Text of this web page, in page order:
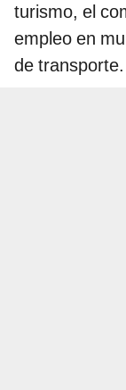
turismo, el
empleo en
de transporte.